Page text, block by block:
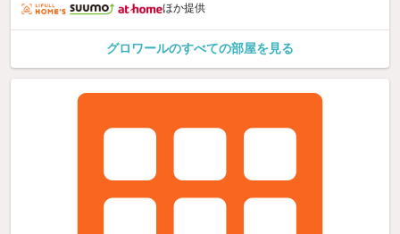
ほか提供
グロワールのすべての部屋を見る